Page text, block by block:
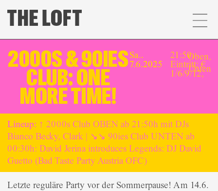
2000S & 90IES
CLUB: ONE
MORE TIME!
Sa..
7.6.2025
21:50,
Eintritt: €
1/6/9/12,
Oben,
Unten
Lineup: ↑ 2000s Club OBEN ab 21:50h mit DJs
Bianco Becky, Clark | ↘↘ 90ies Club UNTEN ab
00:30h: David Jerina introduces Legends: DJ David
Guetto (Bad Taste Party Austria OFC)
Letzte reguläre Party vor der Sommerpause! Am 14.6.